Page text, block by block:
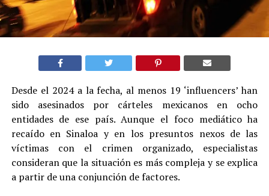
Desde el 2024 a la fecha, al menos 19 ‘influencers’ han
sido asesinados por cárteles mexicanos en ocho
entidades de ese país. Aunque el foco mediático ha
recaído en Sinaloa y en los presuntos nexos de las
víctimas con el crimen organizado, especialistas
consideran que la situación es más compleja y se explica
a partir de una conjunción de factores.